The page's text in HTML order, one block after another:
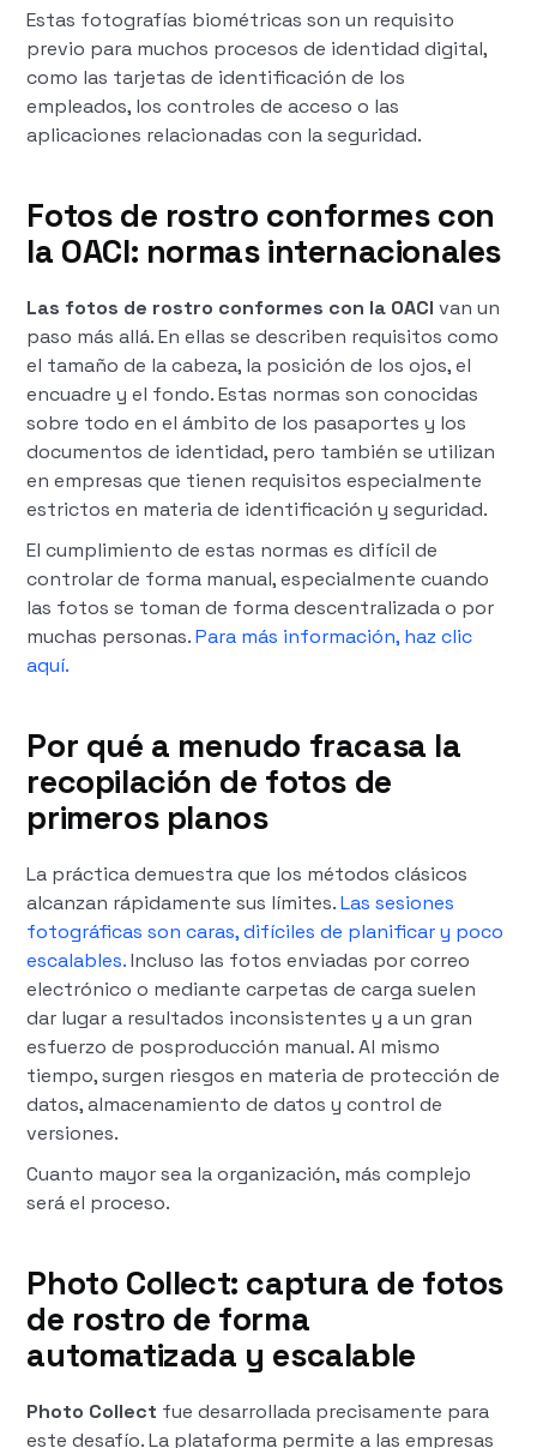
Estas fotografías biométricas son un requisito
previo para muchos procesos de identidad digital,
como las tarjetas de identificación de los
empleados, los controles de acceso o las
aplicaciones relacionadas con la seguridad.
Fotos de rostro conformes con
la OACI: normas internacionales
Las fotos de rostro conformes con la OACI van un
paso más allá. En ellas se describen requisitos como
el tamaño de la cabeza, la posición de los ojos, el
encuadre y el fondo. Estas normas son conocidas
sobre todo en el ámbito de los pasaportes y los
documentos de identidad, pero también se utilizan
en empresas que tienen requisitos especialmente
estrictos en materia de identificación y seguridad.
El cumplimiento de estas normas es difícil de
controlar de forma manual, especialmente cuando
las fotos se toman de forma descentralizada o por
muchas personas.Para más información, haz clic
aquí.
Por qué a menudo fracasa la
recopilación de fotos de
primeros planos
La práctica demuestra que los métodos clásicos
alcanzan rápidamente sus límites.Las sesiones
fotográficas son caras, difíciles de planificar y poco
escalables.Incluso las fotos enviadas por correo
electrónico o mediante carpetas de carga suelen
dar lugar a resultados inconsistentes y a un gran
esfuerzo de posproducción manual. Al mismo
tiempo, surgen riesgos en materia de protección de
datos, almacenamiento de datos y control de
versiones.
Cuanto mayor sea la organización, más complejo
será el proceso.
Photo Collect: captura de fotos
de rostro de forma
automatizada y escalable
Photo Collect fue desarrollada precisamente para
este desafío. La plataforma permite a las empresas